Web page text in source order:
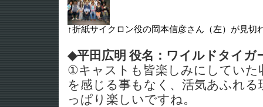
↑折紙サイクロン役の岡本信彦さん（左）が見切
◆平田広明 役名：ワイルドタイガ
①キャストも皆楽しみにしていた
を感じる事もなく、活気あふれ
っぱり楽しいですね。